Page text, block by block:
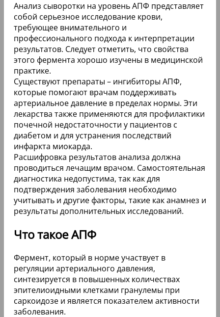
Анализ сыворотки на уровень АПФ представляет
собой серьезное исследование крови,
требующее внимательного и
профессионального подхода к интерпретации
результатов. Следует отметить, что свойства
этого фермента хорошо изучены в медицинской
практике.
Существуют препараты – ингибиторы АПФ,
которые помогают врачам поддерживать
артериальное давление в пределах нормы. Эти
лекарства также применяются для профилактики
почечной недостаточности у пациентов с
диабетом и для устранения последствий
инфаркта миокарда.
Расшифровка результатов анализа должна
проводиться лечащим врачом. Самостоятельная
диагностика недопустима, так как для
подтверждения заболевания необходимо
учитывать и другие факторы, такие как анамнез и
результаты дополнительных исследований.
Что такое АПФ
Фермент, который в норме участвует в
регуляции артериального давления,
синтезируется в повышенных количествах
эпителиоидными клетками гранулемы при
саркоидозе и является показателем активности
заболевания.